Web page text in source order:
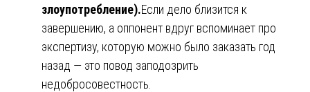
злоупотребление).Если дело близится к
завершению, а оппонент вдруг вспоминает про
экспертизу, которую можно было заказать год
назад — это повод заподозрить
недобросовестность.